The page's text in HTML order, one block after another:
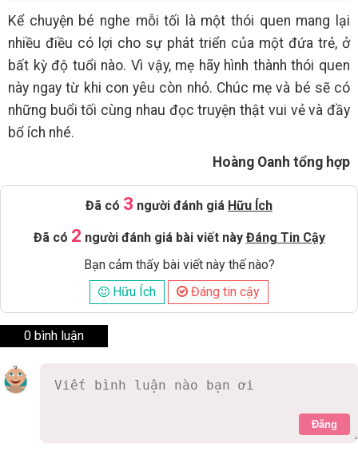
Kể chuyện bé nghe mỗi tối là một thói quen mang lại
nhiều điều có lợi cho sự phát triển của một đứa trẻ, ở
bất kỳ độ tuổi nào. Vì vậy, mẹ hãy hình thành thói quen
này ngay từ khi con yêu còn nhỏ. Chúc mẹ và bé sẽ có
những buổi tối cùng nhau đọc truyện thật vui vẻ và đầy
bổ ích nhé.
Hoàng Oanh tổng hợp
Đã có 3 người đánh giá Hữu Ích
Đã có 2 người đánh giá bài viết này Đáng Tin Cậy
Bạn cảm thấy bài viết này thế nào?
Hữu Ích
Đáng tin cậy
0 bình luận
Đăng